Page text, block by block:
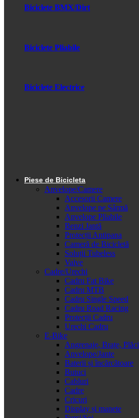
Biciclete BMX/Dirt
Biciclete Pliabile
Biciclete Electrice
Piese de Bicicleta
Anvelope/Camere
Accesorii Camere
Anvelope pe Sârmă
Anvelope Pliabile
Benzi Jantă
Protecții Antipana
Cameră de Bicicletă
Soluții Tubeless
Valve
Cadre/Urechi
Cadru Fat Bike
Cadru MTB
Cadru Single Speed
Cadru Road Racing
Protecții Cadru
Urechi Cadru
E-Bike
Angrenaje, Brațe, Plăci
Anvelope/Jante
Baterii și încărcătoare
Butuci
Cabluri
Cadre
Cricuri
Display și manete